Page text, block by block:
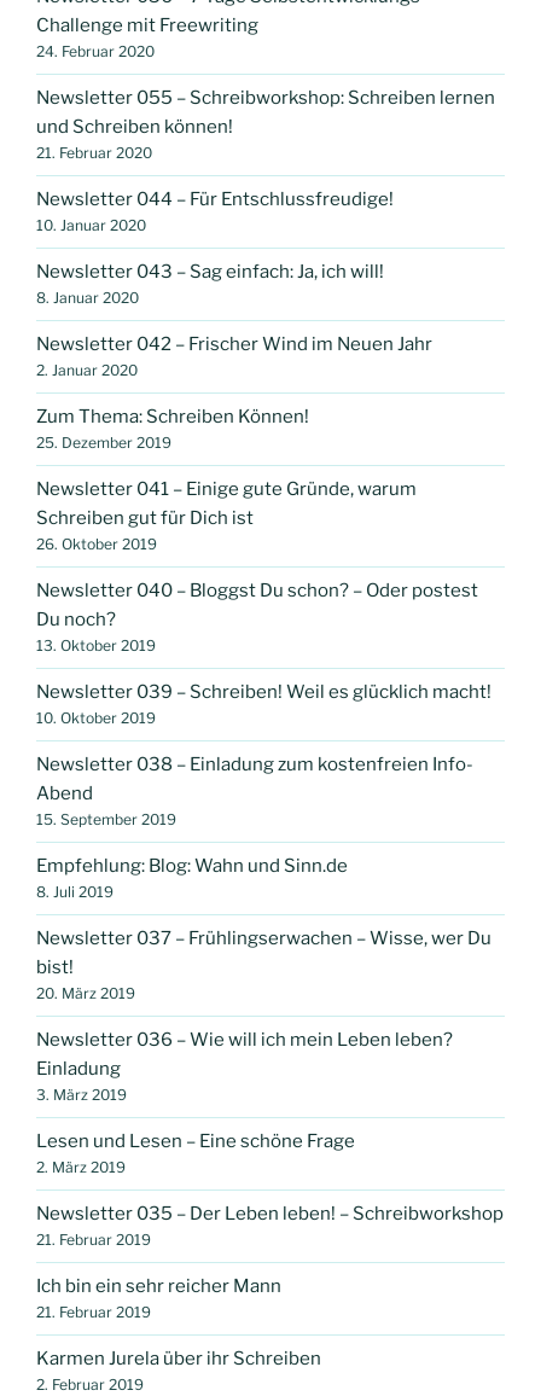
Challenge mit Freewriting
24. Februar 2020
Newsletter 055 – Schreibworkshop: Schreiben lernen
und Schreiben können!
21. Februar 2020
Newsletter 044 – Für Entschlussfreudige!
10. Januar 2020
Newsletter 043 – Sag einfach: Ja, ich will!
8. Januar 2020
Newsletter 042 – Frischer Wind im Neuen Jahr
2. Januar 2020
Zum Thema: Schreiben Können!
25. Dezember 2019
Newsletter 041 – Einige gute Gründe, warum
Schreiben gut für Dich ist
26. Oktober 2019
Newsletter 040 – Bloggst Du schon? – Oder postest
Du noch?
13. Oktober 2019
Newsletter 039 – Schreiben! Weil es glücklich macht!
10. Oktober 2019
Newsletter 038 – Einladung zum kostenfreien Info-
Abend
15. September 2019
Empfehlung: Blog: Wahn und Sinn.de
8. Juli 2019
Newsletter 037 – Frühlingserwachen – Wisse, wer Du
bist!
20. März 2019
Newsletter 036 – Wie will ich mein Leben leben?
Einladung
3. März 2019
Lesen und Lesen – Eine schöne Frage
2. März 2019
Newsletter 035 – Der Leben leben! – Schreibworkshop
21. Februar 2019
Ich bin ein sehr reicher Mann
21. Februar 2019
Karmen Jurela über ihr Schreiben
2. Februar 2019